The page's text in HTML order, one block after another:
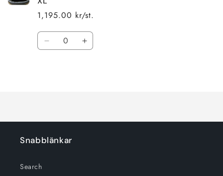
1,195.00 kr/st.
Kvantitet
Minska
Öka
Snabblänkar
Search